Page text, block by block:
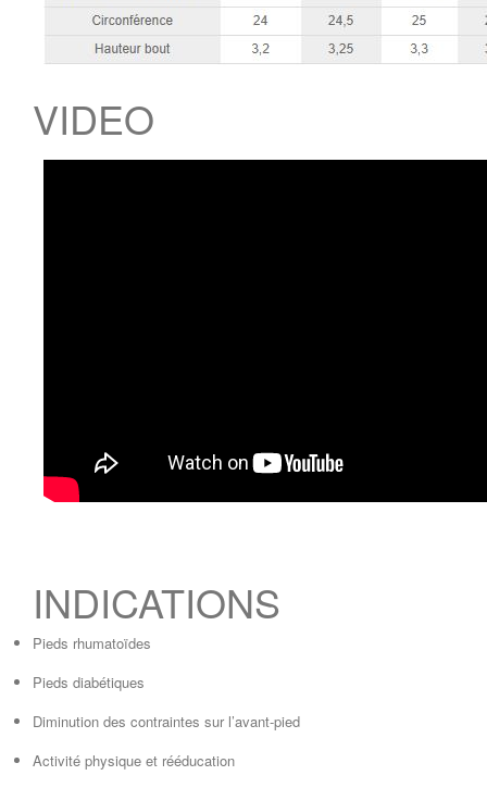
VIDEO
INDICATIONS
Pieds rhumatoïdes
Pieds diabétiques
Diminution des contraintes sur l’avant-pied
Activité physique et rééducation